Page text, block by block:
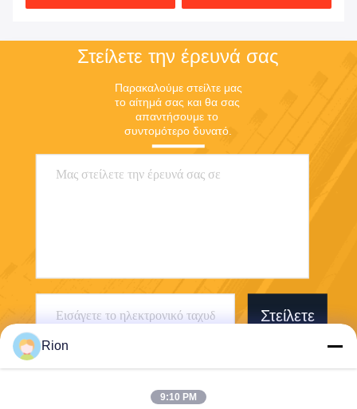
Στείλετε την έρευνά σας
Παρακαλούμε στείλτε μας
το αίτημά σας και θα σας
απαντήσουμε το
συντομότερο δυνατό.
Στείλετε
Rion
9:10 PM